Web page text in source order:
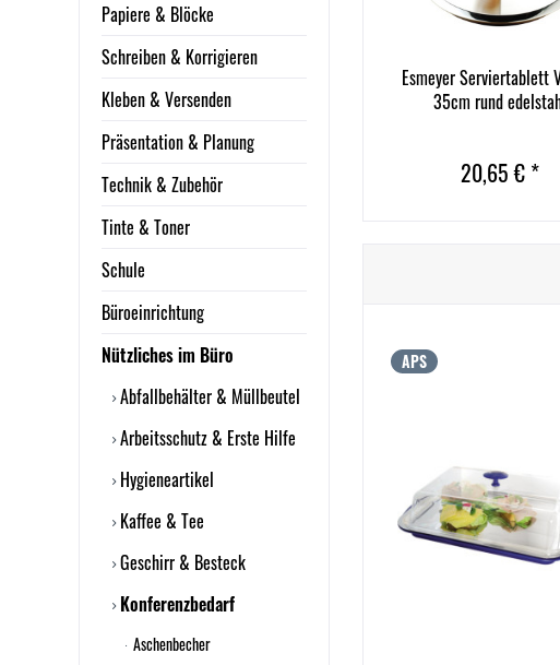
Papiere & Blöcke
Schreiben & Korrigieren
Kleben & Versenden
Präsentation & Planung
Technik & Zubehör
Tinte & Toner
Schule
Büroeinrichtung
Nützliches im Büro
Abfallbehälter & Müllbeutel
Arbeitsschutz & Erste Hilfe
Hygieneartikel
Kaffee & Tee
Geschirr & Besteck
Konferenzbedarf
Aschenbecher
Esmeyer Serviertablett
35cm rund
20,65 € *
APS